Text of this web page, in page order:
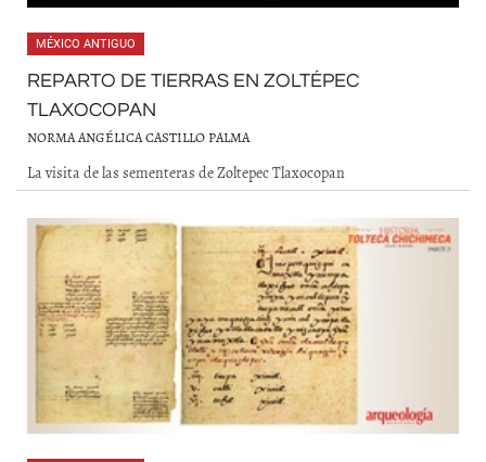
MÉXICO ANTIGUO
REPARTO DE TIERRAS EN ZOLTÉPEC
TLAXOCOPAN
NORMA ANGÉLICA CASTILLO PALMA
La visita de las sementeras de Zoltepec Tlaxocopan